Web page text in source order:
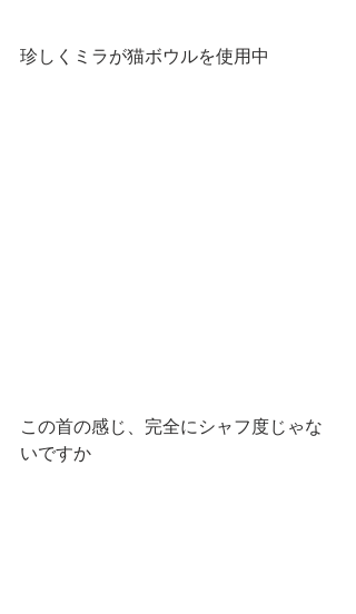
珍しくミラが猫ボウルを使用中
この首の感じ、完全にシャフ度じゃな
いですか